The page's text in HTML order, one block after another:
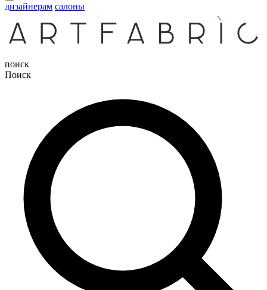
дизайнерам салоны
поиск
Поиск